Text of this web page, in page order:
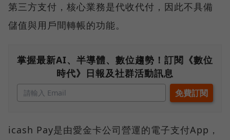
第三方支付，核心業務是代收代付，因此不具備
儲值與用戶間轉帳的功能。
掌握最新AI、半導體、數位趨勢！訂閱《數位
時代》日報及社群活動訊息
icash Pay是由愛金卡公司營運的電子支付App，